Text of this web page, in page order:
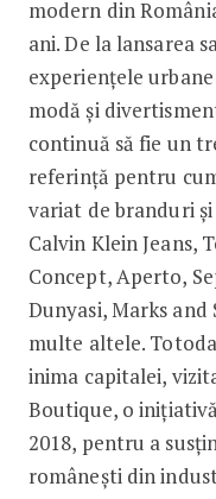
modern din
ani. De la lansarea
experiențele
modă și
continuă să fie un
referință pentru
variat de branduri
Calvin Klein Jeans,
Concept, Aperto,
Dunyasi, Marks and
multe altele.
inima capitalei,
Boutique, o
2018, pentru a
românești din